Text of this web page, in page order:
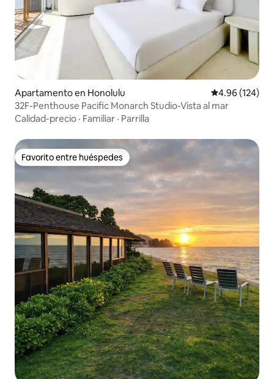
Apartamento en Honolulu Calificación
4.96 (124)
32F-Penthouse Pacific Monarch Studio-Vista al mar
Calidad-precio · Familiar · Parrilla
Favorito entre huéspedes
Favorito entre huéspedes